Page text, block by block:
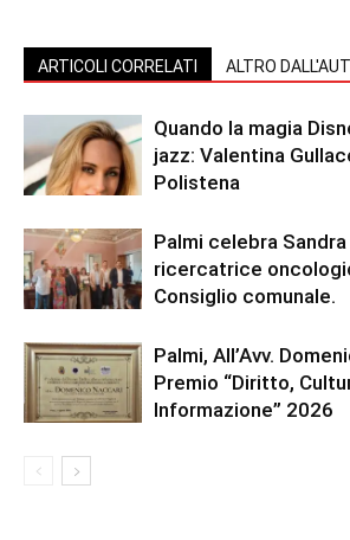
ARTICOLI CORRELATI ALTRO
Quando la magia
jazz: Valentina
Polistena
Palmi celebra
ricercatrice
Consiglio comunale.
Palmi, All’Avv.
Premio “Diritto,
Informazione” 2026